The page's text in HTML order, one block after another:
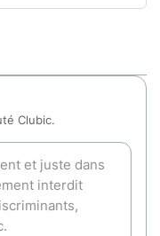
Clubic.